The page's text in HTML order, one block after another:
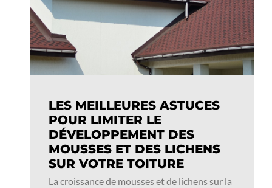
LES MEILLEURES ASTUCES
POUR LIMITER LE
DÉVELOPPEMENT DES
MOUSSES ET DES LICHENS
SUR VOTRE TOITURE
La croissance de mousses et de lichens sur la